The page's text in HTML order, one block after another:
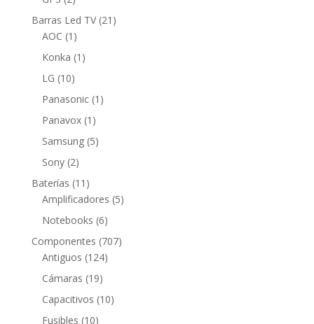
productos
Barras Led TV 21 21
AOC 1 1
producto
Konka 1 1
LG 1010
productos
Panasonic 1 1
Panavox 1 1
producto
Samsung 55
Sony 22
productos
Baterías 11 11
productos
Amplificadores 55
Notebooks 66
productos
Componentes 707707
Antiguos 124124
Cámaras 1919
productos
Capacitivos 1010
Fusibles 1010